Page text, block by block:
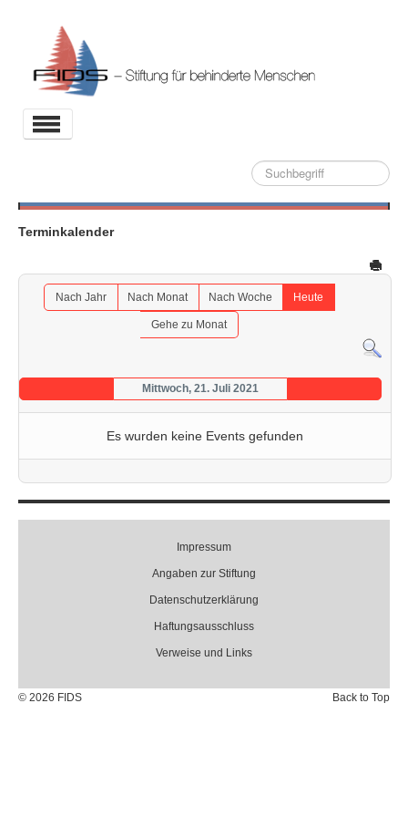
Toggle
Navigation
Stiftung
Kontakt
Suche
Terminkalender
Nach Jahr Nach Monat Nach Woche Heute
Gehe zu Monat
Mittwoch, 21. Juli 2021
Es wurden keine Events gefunden
Impressum
Angaben zur Stiftung
Datenschutzerklärung
Haftungsausschluss
Verweise und Links
Back to Top
© 2026 FIDS